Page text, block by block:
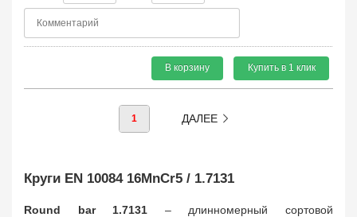
В корзину Купить в 1 клик
1 ДАЛЕЕ
Круги EN 10084 16MnCr5 / 1.7131
Round bar 1.7131 – длинномерный сортовой